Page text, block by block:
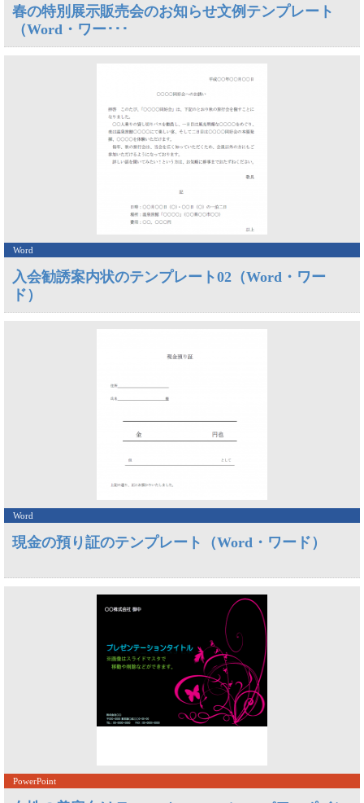
春の特別展示販売会のお知らせ文例テンプレート
（Word・ワー･･･
Word
入会勧誘案内状のテンプレート02（Word・ワー
ド）
Word
現金の預り証のテンプレート（Word・ワード）
PowerPoint